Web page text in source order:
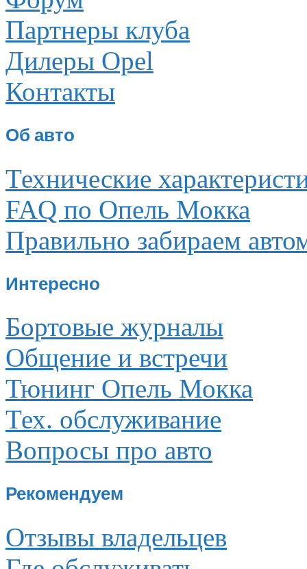
Партнеры клуба
Дилеры Opel
Контакты
Об авто
Технические
FAQ по Опель Мокка
Правильно забираем
Интересно
Бортовые журналы
Общение и встречи
Тюнинг Опель Мокка
Тех. обслуживание
Вопросы про авто
Рекомендуем
Отзывы владельцев